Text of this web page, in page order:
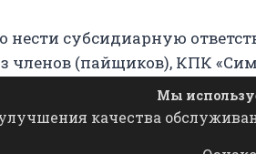
субсидиарную
членов (пайщиков), КПК
(пайщикам)
Мы
качества